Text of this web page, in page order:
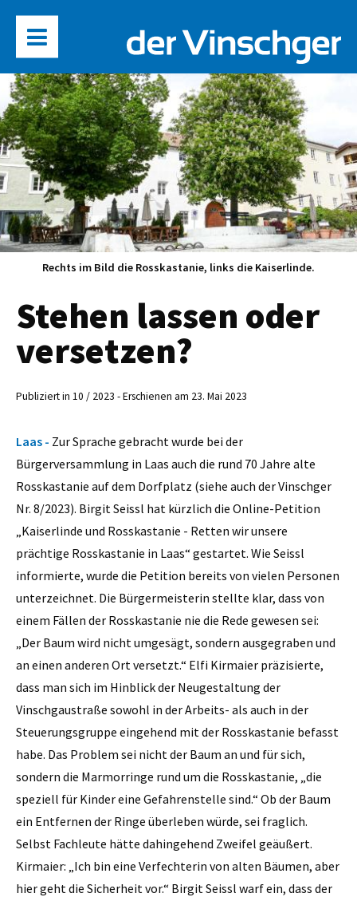
Rechts im Bild die Rosskastanie, links die Kaiserlinde.
Stehen lassen oder
versetzen?
Publiziert in 10 / 2023 - Erschienen am 23. Mai 2023
Laas - Zur Sprache gebracht wurde bei der
Bürgerversammlung in Laas auch die rund 70 Jahre alte
Rosskastanie auf dem Dorfplatz (siehe auch der Vinschger
Nr. 8/2023). Birgit Seissl hat kürzlich die Online-Petition
„Kaiserlinde und Rosskastanie - Retten wir unsere
prächtige Rosskastanie in Laas“ gestartet. Wie Seissl
informierte, wurde die Petition bereits von vielen Personen
unterzeichnet. Die Bürgermeisterin stellte klar, dass von
einem Fällen der Rosskastanie nie die Rede gewesen sei:
„Der Baum wird nicht umgesägt, sondern ausgegraben und
an einen anderen Ort versetzt.“ Elfi Kirmaier präzisierte,
dass man sich im Hinblick der Neugestaltung der
Vinschgaustraße sowohl in der Arbeits- als auch in der
Steuerungsgruppe eingehend mit der Rosskastanie befasst
habe. Das Problem sei nicht der Baum an und für sich,
sondern die Marmorringe rund um die Rosskastanie, „die
speziell für Kinder eine Gefahrenstelle sind.“ Ob der Baum
ein Entfernen der Ringe überleben würde, sei fraglich.
Selbst Fachleute hätte dahingehend Zweifel geäußert.
Kirmaier: „Ich bin eine Verfechterin von alten Bäumen, aber
hier geht die Sicherheit vor.“ Birgit Seissl warf ein, dass der